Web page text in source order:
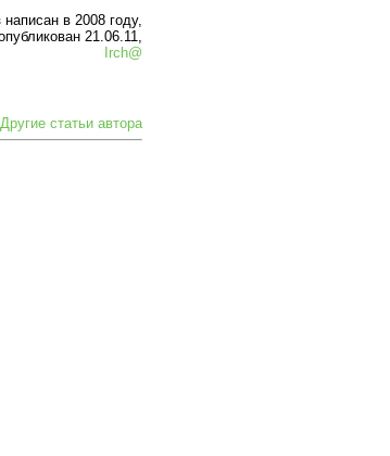
написан в 2008 году,
21.06.11,
Irch@
Другие статьи автора